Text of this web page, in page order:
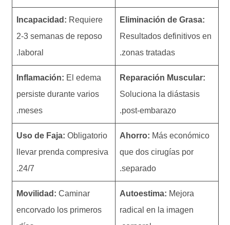
Eliminación de Grasa:
Resultados definitivos en
zonas tratadas.
Incapacidad: Requiere
2-3 semanas de reposo
laboral.
Reparación Muscular:
Soluciona la diástasis
post-embarazo.
Inflamación: El edema
persiste durante varios
meses.
Ahorro: Más económico
que dos cirugías por
separado.
Uso de Faja: Obligatorio
llevar prenda compresiva
24/7.
Autoestima: Mejora
radical en la imagen
Movilidad: Caminar
encorvado los primeros